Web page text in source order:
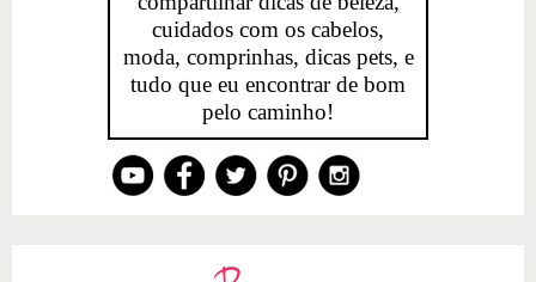
cuidados com os cabelos,
moda, comprinhas, dicas pets, e
tudo que eu encontrar de bom
pelo caminho!